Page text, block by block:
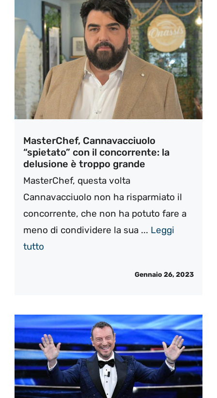
MasterChef, Cannavacciuolo
“spietato” con il concorrente: la
delusione è troppo grande
MasterChef, questa volta
Cannavacciuolo non ha risparmiato il
concorrente, che non ha potuto fare a
meno di condividere la sua ... Leggi
tutto
Gennaio 26, 2023